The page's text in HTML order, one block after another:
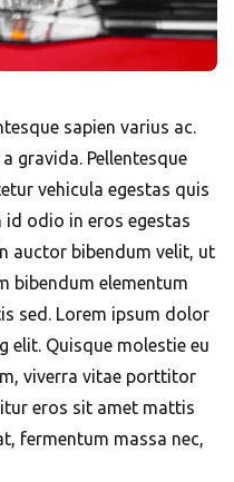
sapien varius ac.
gravida. Pellentesque
vehicula egestas quis
id odio in eros egestas
auctor bibendum velit, ut
bibendum elementum
sed. Lorem ipsum dolor
elit. Quisque molestie eu
viverra vitae porttitor
eros sit amet mattis
fermentum massa nec,